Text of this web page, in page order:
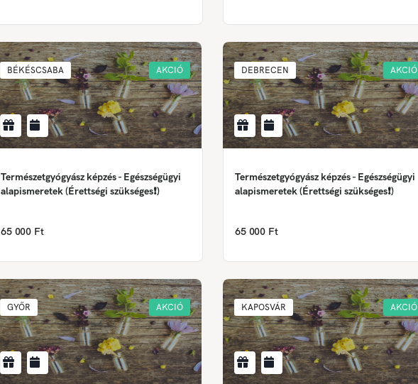
BÉKÉSCSABA AKCIÓ
Természetgyógyász képzés - Egészségügyi
alapismeretek (Érettségi szükséges❗)
65 000 Ft
DEBRECEN AKCIÓ
Természetgyógyász képzés - Egészségügyi
alapismeretek (Érettségi szükséges❗)
65 000 Ft
GYŐR AKCIÓ KAPOSVÁR AKCIÓ